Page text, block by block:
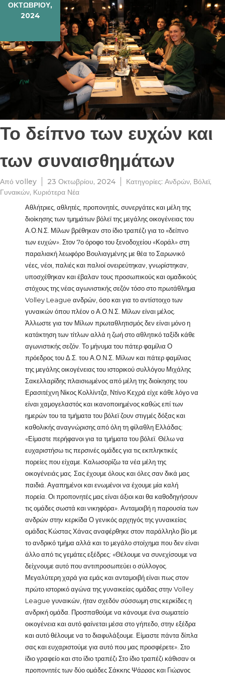
ΟΚΤΩΒΡΊΟΥ,
2024
Το δείπνο των ευχών και
των συναισθημάτων
Από volley 23 Οκτωβρίου, 2024 Κατηγορίες: Ανδρών, Βόλεϊ,
Γυναικών, Κυριότερα Νέα
Αθλήτριες, αθλητές, προπονητές, συνεργάτες και μέλη της
διοίκησης των τμημάτων βόλεϊ της μεγάλης οικογένειας του
Α.Ο.Ν.Σ. Μίλων βρέθηκαν στο ίδιο τραπέζι για το «δείπνο
των ευχών». Στον 7ο όροφο του ξενοδοχείου «Κοράλ» στη
παραλιακή λεωφόρο Βουλιαγμένης με θέα το Σαρωνικό
νέες, νέοι, παλιές και παλιοί ονειρεύτηκαν, γνωρίστηκαν,
υποσχέθηκαν και έβαλαν τους προσωπικούς και ομαδικούς
στόχους της νέας αγωνιστικής σεζόν τόσο στο πρωτάθλημα
Volley League ανδρών, όσο και για το αντίστοιχο των
γυναικών όπου πλέον ο Α.Ο.Ν.Σ. Μίλων είναι μέλος.
Άλλωστε για τον Μίλων πρωταθλητισμός δεν είναι μόνο η
κατάκτηση των τίτλων αλλά η ζωή στο αθλητικό ταξίδι κάθε
αγωνιστικής σεζόν. Το μήνυμα του πάτερ φαμίλια Ο
πρόεδρος του Δ.Σ. του Α.Ο.Ν.Σ. Μίλων και πάτερ φαμίλιας
της μεγάλης οικογένειας του ιστορικού συλλόγου Μιχάλης
Σακελλαρίδης πλαισιωμένος από μέλη της διοίκησης του
Ερασιτέχνη Νίκος Κολλίντζα, Ντίνο Κεχρά είχε κάθε λόγο να
είναι χαμογελαστός και ικανοποιημένος καθώς επί των
ημερών του τα τμήματα του βόλεϊ ζουν στιγμές δόξας και
καθολικής αναγνώρισης από όλη τη φίλαθλη Ελλάδας:
«Είμαστε περήφανοι για τα τμήματα του βόλεϊ. Θέλω να
ευχαριστήσω τις περσινές ομάδες για τις εκπληκτικές
πορείες που είχαμε. Καλωσορίζω τα νέα μέλη της
οικογένειάς μας. Σας έχουμε όλους και όλες σαν δικά μας
παιδιά. Αγαπημένοι και ενωμένοι να έχουμε μία καλή
πορεία. Οι προπονητές μας είναι άξιοι και θα καθοδηγήσουν
τις ομάδες σωστά και νικηφόρα». Ανταμοιβή η παρουσία των
ανδρών στην κερκίδα Ο γενικός αρχηγός της γυναικείας
ομάδας Κώστας Χάνας αναφέρθηκε στον παράλληλο βίο με
το ανδρικό τμήμα αλλά και το μεγάλο στοίχημα που δεν είναι
άλλο από τις γεμάτες εξέδρες: «Θέλουμε να συνεχίσουμε να
δείχνουμε αυτό που αντιπροσωπεύει ο σύλλογος.
Μεγαλύτερη χαρά για εμάς και ανταμοιβή είναι πως στον
πρώτο ιστορικό αγώνα της γυναικείας ομάδας στην Volley
League γυναικών, ήταν σχεδόν σύσσωμη στις κερκίδες η
ανδρική ομάδα. Προσπαθούμε να κάνουμε ένα σωματείο
οικογένεια και αυτό φαίνεται μέσα στο γήπεδο, στην εξέδρα
και αυτό θέλουμε να το διαφυλάξουμε. Είμαστε πάντα δίπλα
σας και ευχαριστούμε για αυτό που μας προσφέρετε». Στο
ίδιο γραφείο και στο ίδιο τραπέζι Στο ίδιο τραπέζι κάθισαν οι
προπονητές των δύο ομάδες Σάκκης Ψάρρας και Γιώργος